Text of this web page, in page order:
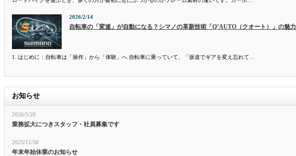
2026/2/14
自転車の「変速」が自動になる？シマノの革新技術「Q’AUTO（クオート）」の魅力
1. はじめに：自転車は「操作」から「体験」へ 自転車に乗っていて、「坂道でギアを変え忘れて…
お知らせ
2026/5/29
業務拡大につきスタッフ・社員募集です
2025/12/30
年末年始休業のお知らせ